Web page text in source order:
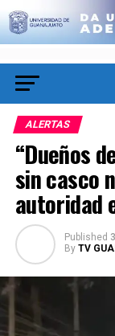
ALERTAS
“Dueños
sin casco
autoridad
Published
By TV